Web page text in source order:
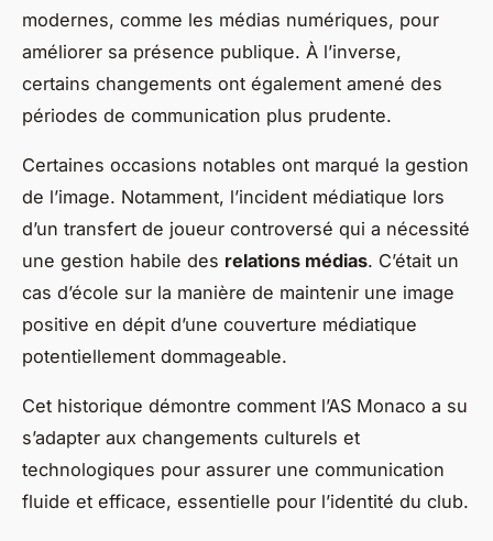
modernes, comme les médias numériques, pour
améliorer sa présence publique. À l’inverse,
certains changements ont également amené des
périodes de communication plus prudente.
Certaines occasions notables ont marqué la gestion
de l’image. Notamment, l’incident médiatique lors
d’un transfert de joueur controversé qui a nécessité
une gestion habile des relations médias. C’était un
cas d’école sur la manière de maintenir une image
positive en dépit d’une couverture médiatique
potentiellement dommageable.
Cet historique démontre comment l’AS Monaco a su
s’adapter aux changements culturels et
technologiques pour assurer une communication
fluide et efficace, essentielle pour l’identité du club.